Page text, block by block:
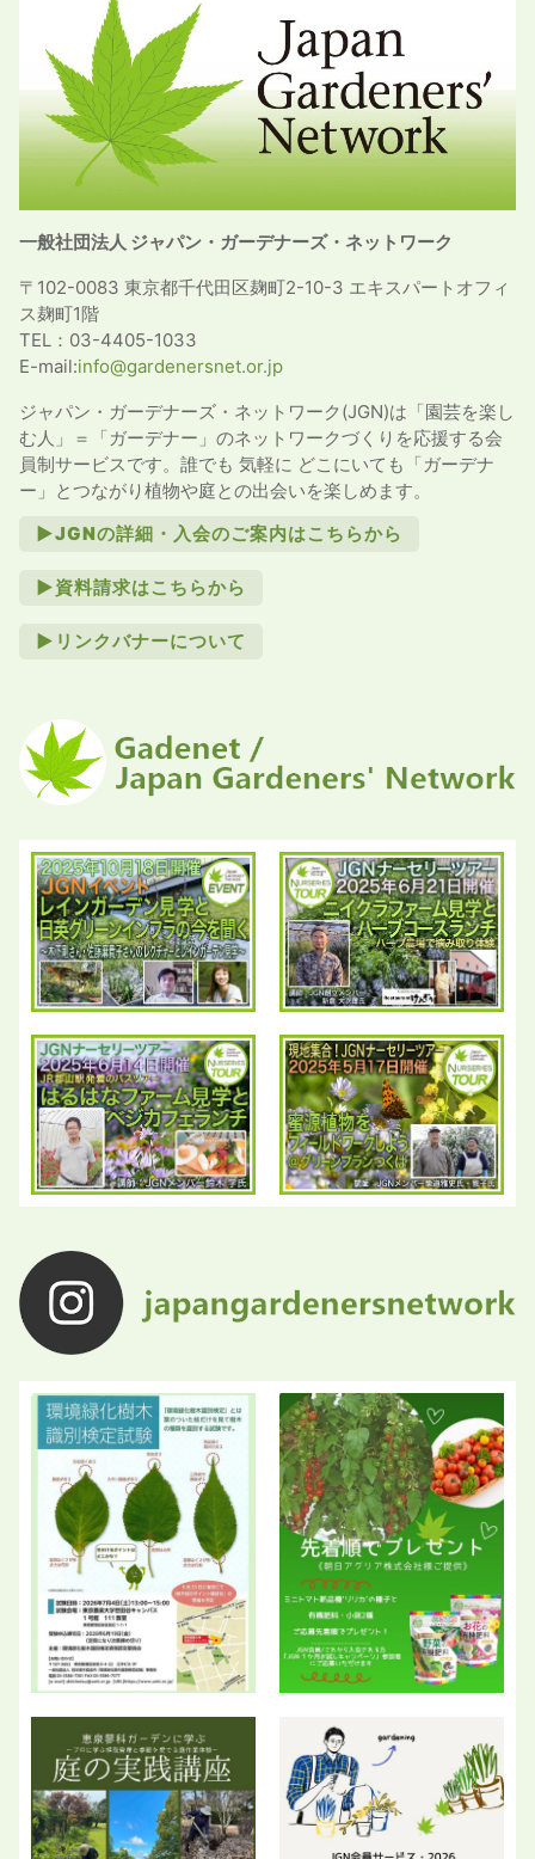
一般社団法人 ジャパン・ガーデナーズ・ネットワーク
〒102-0083 東京都千代田区麹町2-10-3 エキスパートオフィ
ス麹町1階
TEL：03-4405-1033
E-mail:info@gardenersnet.or.jp
ジャパン・ガーデナーズ・ネットワーク(JGN)は「園芸を楽し
む人」＝「ガーデナー」のネットワークづくりを応援する会
員制サービスです。誰でも 気軽に どこにいても「ガーデナ
ー」とつながり植物や庭との出会いを楽しめます。
►JGNの詳細・入会のご案内はこちらから
►資料請求はこちらから
►リンクバナーについて